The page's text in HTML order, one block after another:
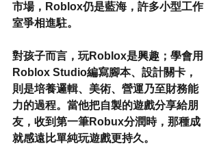
市場，Roblox仍是藍海，許多小型工作
室爭相進駐。
對孩子而言，玩Roblox是興趣；學會用
Roblox Studio編寫腳本、設計關卡，
則是培養邏輯、美術、營運乃至財務能
力的過程。當他把自製的遊戲分享給朋
友，收到第一筆Robux分潤時，那種成
就感遠比單純玩遊戲更持久。